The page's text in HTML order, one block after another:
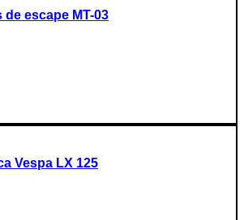
escape MT-03
Vespa LX 125